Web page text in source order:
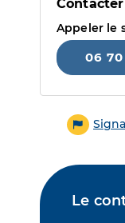
Appeler le
06 70
Le